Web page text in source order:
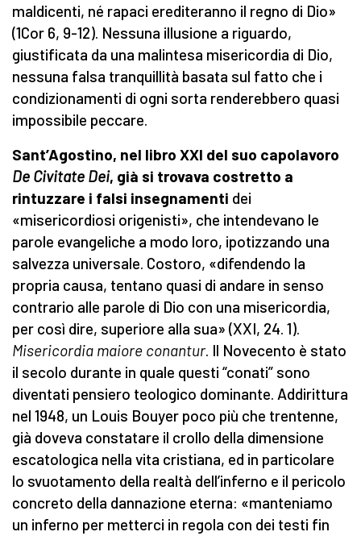
maldicenti, né rapaci erediteranno il regno di Dio»
(1Cor 6, 9-12). Nessuna illusione a riguardo,
giustificata da una malintesa misericordia di Dio,
nessuna falsa tranquillità basata sul fatto che i
condizionamenti di ogni sorta renderebbero quasi
impossibile peccare.
Sant’Agostino, nel libro XXI del suo capolavoro
De Civitate Dei, già si trovava costretto a
rintuzzare i falsi insegnamenti dei
«misericordiosi origenisti», che intendevano le
parole evangeliche a modo loro, ipotizzando una
salvezza universale. Costoro, «difendendo la
propria causa, tentano quasi di andare in senso
contrario alle parole di Dio con una misericordia,
per così dire, superiore alla sua» (XXI, 24. 1).
Misericordia maiore conantur. Il Novecento è stato
il secolo durante in quale questi “conati” sono
diventati pensiero teologico dominante. Addirittura
nel 1948, un Louis Bouyer poco più che trentenne,
già doveva constatare il crollo della dimensione
escatologica nella vita cristiana, ed in particolare
lo svuotamento della realtà dell’inferno e il pericolo
concreto della dannazione eterna: «manteniamo
un inferno per metterci in regola con dei testi fin